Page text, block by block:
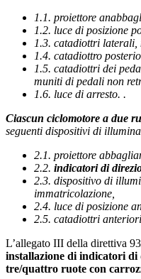
1.1. proiettore
1.2. luce di posizione
1.3. catadiottri laterali,
1.4. catadiottro
1.5. catadiottri dei
muniti di pedali non
1.6. luce di arresto. .
Ciascun ciclomotore a due
seguenti dispositivi di
2.1. proiettore
2.2. indicatori di
2.3. dispositivo di
immatricolazione,
2.4. luce di posizione
2.5. catadiottri
L’allegato III della direttiva
installazione di indicatori
tre/quattro ruote con